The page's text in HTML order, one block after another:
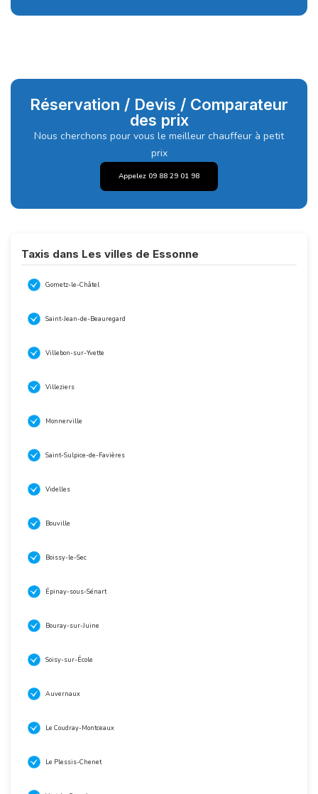
Réservation / Devis / Comparateur
des prix
Nous cherchons pour vous le meilleur chauffeur à petit
prix
Appelez 09 88 29 01 98
Taxis dans Les villes de Essonne
Gometz-le-Châtel
Saint-Jean-de-Beauregard
Villebon-sur-Yvette
Villeziers
Monnerville
Saint-Sulpice-de-Favières
Videlles
Bouville
Boissy-le-Sec
Épinay-sous-Sénart
Bouray-sur-Juine
Soisy-sur-École
Auvernaux
Le Coudray-Montceaux
Le Plessis-Chenet